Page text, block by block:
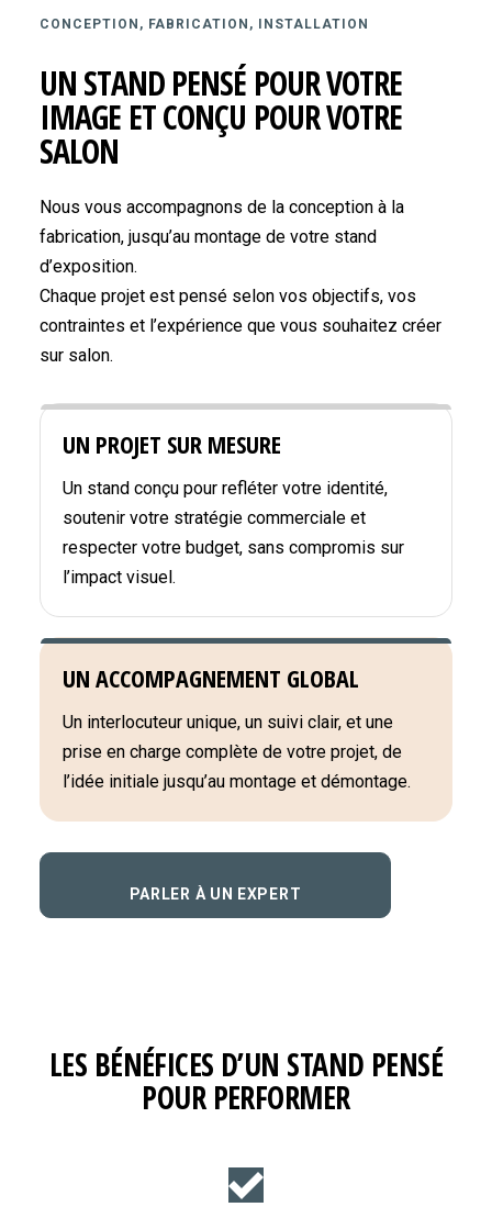
CONCEPTION, FABRICATION, INSTALLATION
UN STAND PENSÉ POUR VOTRE
IMAGE ET CONÇU POUR VOTRE
SALON
Nous vous accompagnons de la conception à la
fabrication, jusqu’au montage de votre stand
d’exposition.
Chaque projet est pensé selon vos objectifs, vos
contraintes et l’expérience que vous souhaitez créer
sur salon.
UN PROJET SUR MESURE
Un stand conçu pour refléter votre identité,
soutenir votre stratégie commerciale et
respecter votre budget, sans compromis sur
l’impact visuel.
UN ACCOMPAGNEMENT GLOBAL
Un interlocuteur unique, un suivi clair, et une
prise en charge complète de votre projet, de
l’idée initiale jusqu’au montage et démontage.
PARLER À UN EXPERT
LES BÉNÉFICES D’UN STAND PENSÉ
POUR PERFORMER